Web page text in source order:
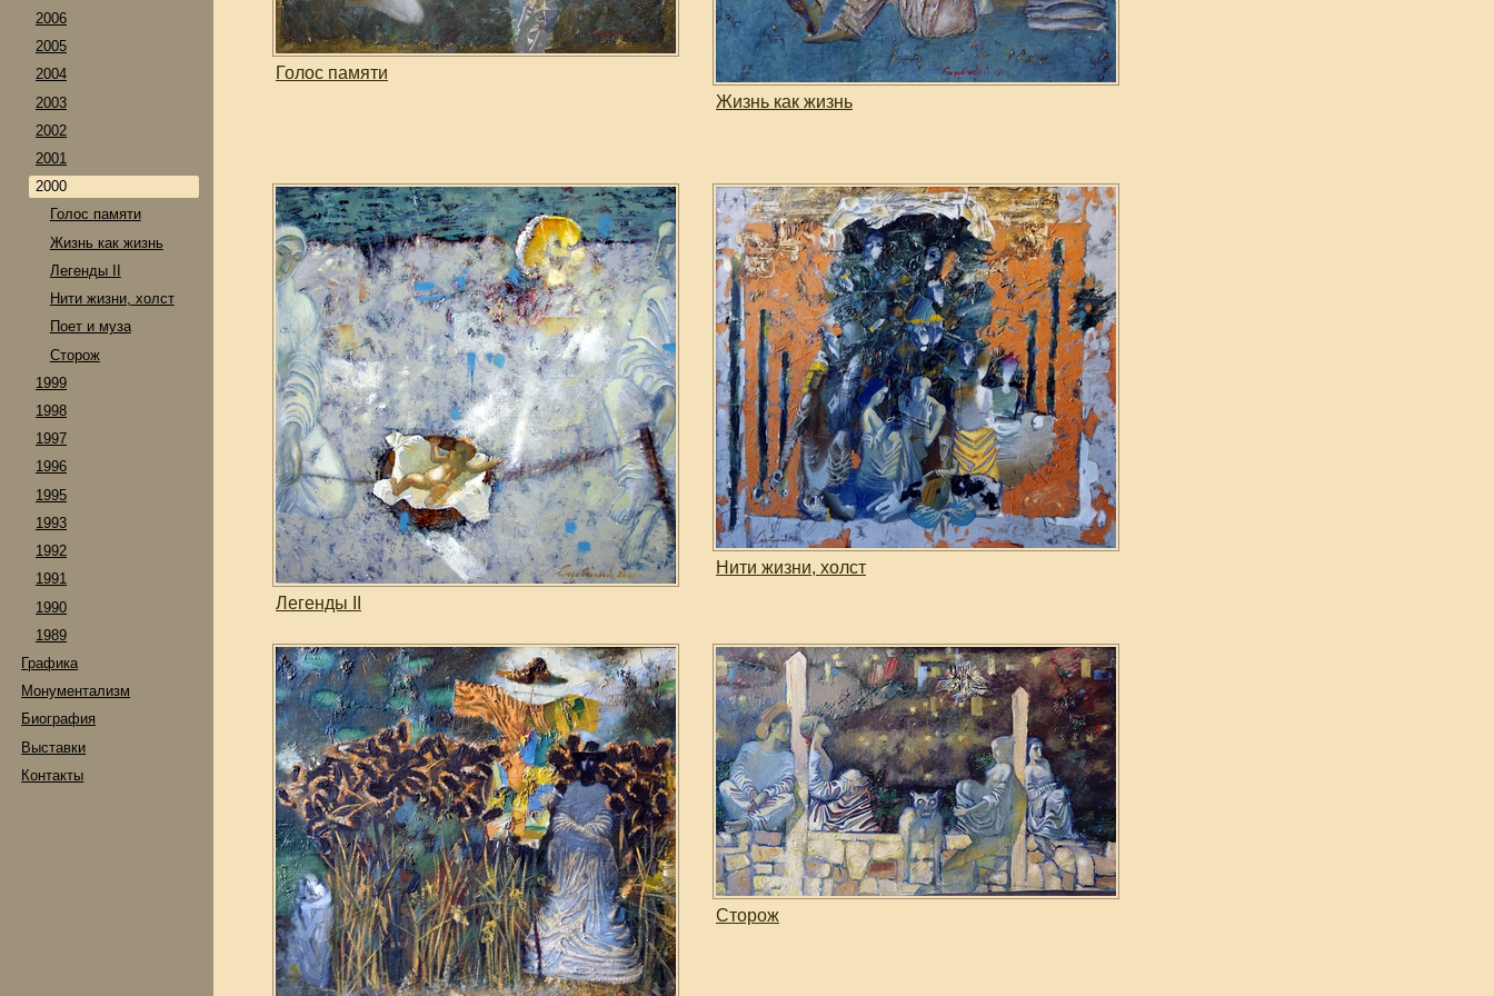
2006
2005
2004
2003
2002
2001
2000
Голос памяти
Жизнь как жизнь
Легенды II
Нити жизни, холст
Поет и муза
Сторож
1999
1998
1997
1996
1995
1993
1992
1991
1990
1989
Графика
Монументализм
Биография
Выставки
Контакты
Голос памяти
Жизнь как жизнь
Легенды II
Нити жизни, холст
Сторож